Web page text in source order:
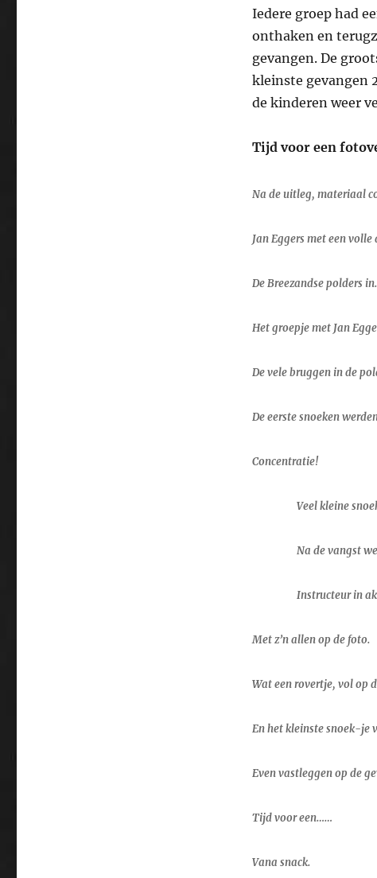
Iedere groep had
onthaken en
gevangen. De
kleinste gevangen
de kinderen weer
Tijd voor een
Na de uitleg, materiaal
Jan Eggers met een
De Breezandse polders in.
Het groepje met Jan
De vele bruggen in de
De eerste snoeken
Concentratie!
Veel kleine
Na de vangst
Instructeur in
Met z’n allen op de foto.
Wat een rovertje, vol op
En het kleinste snoek-je
Even vastleggen op de
Tijd voor een……
Vana snack.